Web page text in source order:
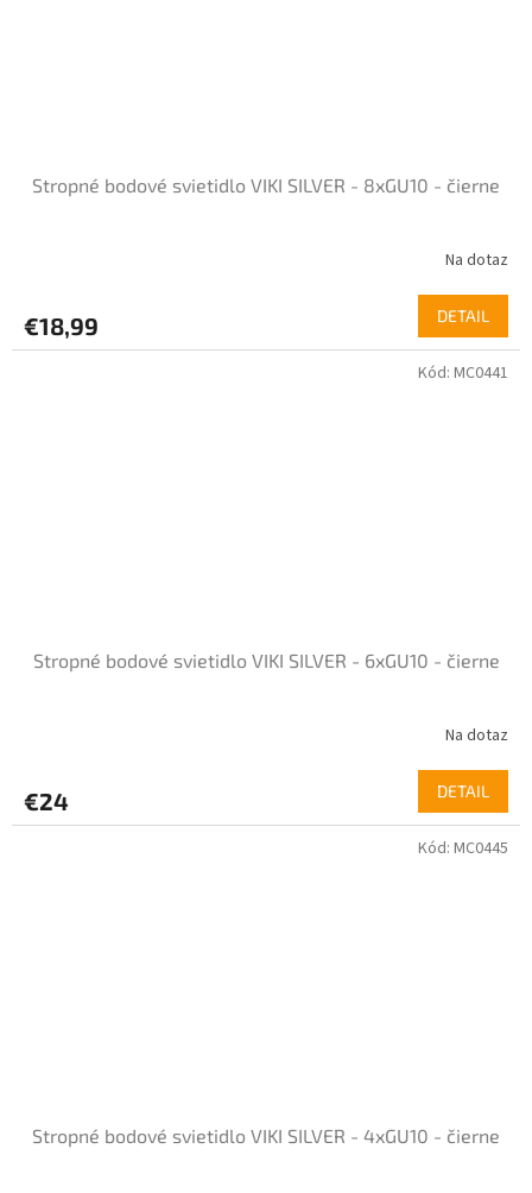
Stropné bodové svietidlo VIKI SILVER - 8xGU10 - čierne
Na dotaz
€18,99 DETAIL
Stropné bodové svietidlo VIKI SILVER - 6xGU10 - čierne
Na dotaz
€24 DETAIL
Kód: MC0441
Stropné bodové svietidlo VIKI SILVER - 4xGU10 - čierne
Kód: MC0445